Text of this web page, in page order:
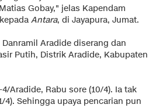
Gobay," jelas Kapendam
Antara, di Jayapura, Jumat.
Aradide diserang dan
Putih, Distrik Aradide, Kabupaten
Aradide, Rabu sore (10/4). Ia tak
Sehingga upaya pencarian pun